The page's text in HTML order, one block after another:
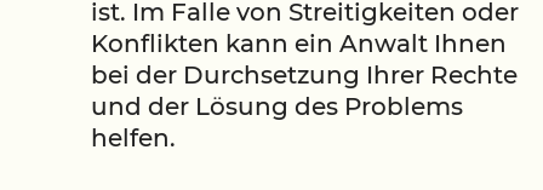
ist. Im Falle von Streitigkeiten oder
Konflikten kann ein Anwalt Ihnen
bei der Durchsetzung Ihrer Rechte
und der Lösung des Problems
helfen.